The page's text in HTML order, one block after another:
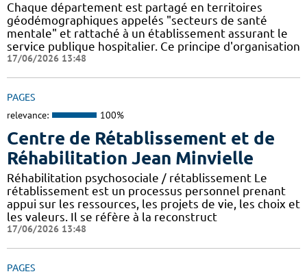
Chaque département est partagé en territoires
géodémographiques appelés "secteurs de santé
mentale" et rattaché à un établissement assurant le
service publique hospitalier. Ce principe d'organisation
17/06/2026 13:48
PAGES
relevance: 100%
Centre de Rétablissement et de
Réhabilitation Jean Minvielle
Réhabilitation psychosociale / rétablissement Le
rétablissement est un processus personnel prenant
appui sur les ressources, les projets de vie, les choix et
les valeurs. Il se réfère à la reconstruct
17/06/2026 13:48
PAGES